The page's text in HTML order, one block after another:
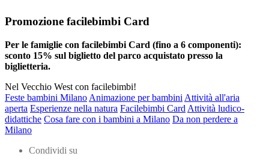
Promozione facilebimbi Card
Per le famiglie con facilebimbi Card (fino a 6 componenti):
sconto 15% sul biglietto del parco acquistato presso la
biglietteria.
Nel Vecchio West con facilebimbi!
Feste bambini Milano Animazione per bambini Attività all'aria
aperta Esperienze nella natura Facilebimbi Card Attività ludico-
didattiche Cosa fare con i bambini a Milano Da non perdere a
Milano
Condividi su